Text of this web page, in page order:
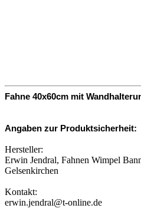
Fahne 40x60cm mit
Angaben zur Produktsicherheit:
Hersteller:
Erwin Jendral, Fahnen Wimpel
Gelsenkirchen
Kontakt:
erwin.jendral@t-online.de